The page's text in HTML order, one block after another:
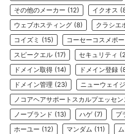
その他のメーカー (12) イクオス
ウェブホスティング (8) クラシエ
コイズミ (15) コーセーコスメポー
スピークエル (17) セキュリティ
ドメイン取得 (14) ドメイン登録
ドメイン管理 (23) ニューウェイ
ノコアヘアサポートスカルプエッセン
ノーブランド (13) ハゲ (7) プ
ホーユー (12) マンダム (11)